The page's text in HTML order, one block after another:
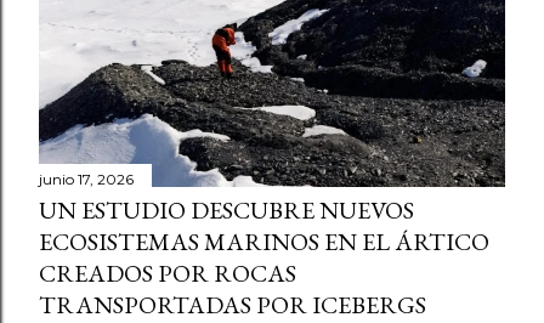
junio 17, 2026
UN ESTUDIO DESCUBRE NUEVOS
ECOSISTEMAS MARINOS EN EL ÁRTICO
CREADOS POR ROCAS
TRANSPORTADAS POR ICEBERGS